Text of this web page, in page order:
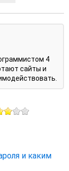
4
сайты и
и каким